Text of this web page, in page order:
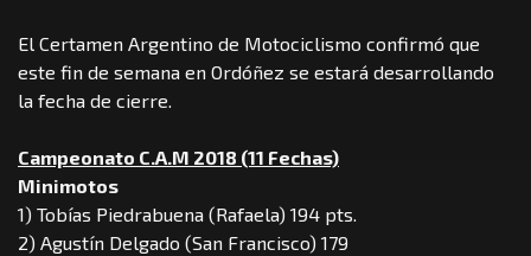
El Certamen Argentino de Motociclismo confirmó que
este fin de semana en Ordóñez se estará desarrollando
la fecha de cierre.
Campeonato C.A.M 2018 (11 Fechas)
Minimotos
1) Tobías Piedrabuena (Rafaela) 194 pts.
2) Agustín Delgado (San Francisco) 179